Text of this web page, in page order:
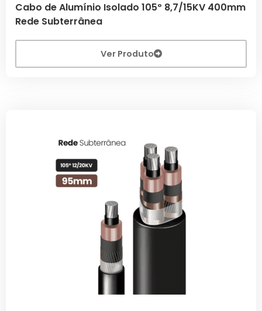
Cabo de Alumínio Isolado 105º 8,7/15KV 400mm
Rede Subterrânea
Ver Produto